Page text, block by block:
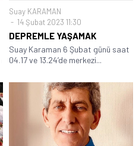
Suay KARAMAN
14 Şubat 2023 11:30
DEPREMLE YAŞAMAK
Suay Karaman 6 Şubat günü saat
04.17 ve 13.24’de merkezi...